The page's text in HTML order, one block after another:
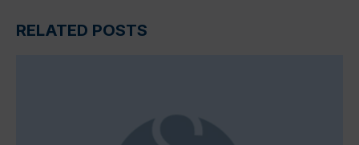
RELATED POSTS